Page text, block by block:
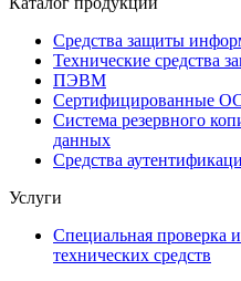
Средства защиты
Технические средства
ПЭВМ
Сертифицированные
Система резервного
данных
Средства
Услуги
Специальная проверка
технических средств